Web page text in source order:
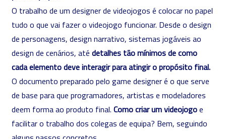
O trabalho de um designer de videojogos é colocar no papel
tudo o que vai fazer o videojogo funcionar. Desde o design
de personagens, design narrativo, sistemas jogáveis ​​ao
design de cenários, até detalhes tão mínimos de como
cada elemento deve interagir para atingir o propósito final.
O documento preparado pelo game designer é o que serve
de base para que programadores, artistas e modeladores
deem forma ao produto final. Como criar um videojogoe
facilitar o trabalho dos colegas de equipa? Bem, seguindo